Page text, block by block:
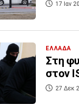
17 Ιαν
ΕΛΛΑΔΑ
Στη
στον
27 Δεκ